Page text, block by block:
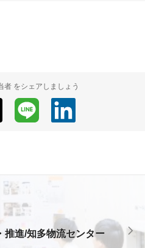
者 をシェアしましょう
推進/知多物流センター